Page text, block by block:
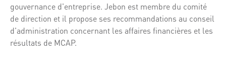
gouvernance d'entreprise. Jebon est membre du comité
de direction et il propose ses recommandations au conseil
d'administration concernant les affaires financières et les
résultats de MCAP.